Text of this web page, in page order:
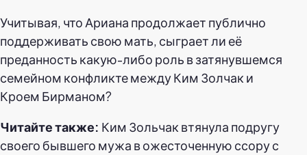
Учитывая, что Ариана продолжает публично
поддерживать свою мать, сыграет ли её
преданность какую-либо роль в затянувшемся
семейном конфликте между Ким Золчак и
Кроем Бирманом?
Читайте также: Ким Зольчак втянула подругу
своего бывшего мужа в ожесточенную ссору с